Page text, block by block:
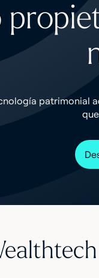
patrimonial